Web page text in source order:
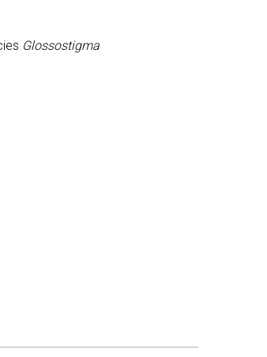
Glossostigma